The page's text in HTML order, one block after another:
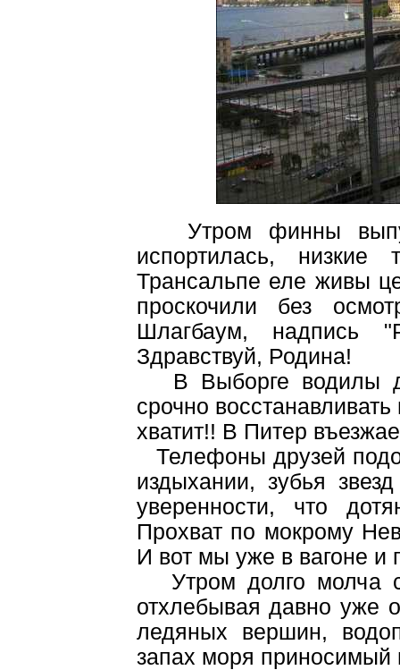
Утром финны
испортилась,
Трансальпе еле живы
проскочили без
Шлагбаум, надпись
Здравствуй, Родина!
В Выборге водилы
срочно
хватит!! В Питер
Телефоны друзей
издыхании, зубья
уверенности, что
Прохват по мокрому
И вот мы уже в вагоне и
Утром долго молча
отхлебывая давно уже
ледяных вершин,
запах моря приносимый